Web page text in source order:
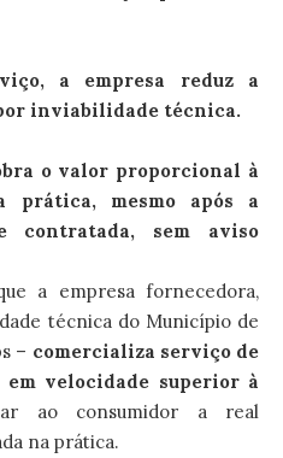
a empresa reduz a
inviabilidade técnica.
o valor proporcional à
prática, mesmo após a
contratada, sem aviso
a empresa fornecedora,
técnica do Município de
– comercializa serviço de
em velocidade superior à
ao consumidor a real
na prática.